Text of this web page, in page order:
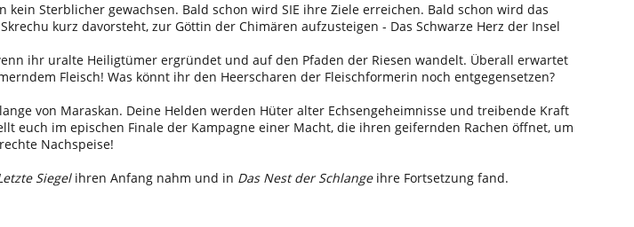
Sterblicher gewachsen. Bald schon wird SIE ihre Ziele erreichen. Bald schon wird das
kurz davorsteht, zur Göttin der Chimären aufzusteigen - Das Schwarze Herz der Insel
ihr uralte Heiligtümer ergründet und auf den Pfaden der Riesen wandelt. Überall erwartet
Fleisch! Was könnt ihr den Heerscharen der Fleischformerin noch entgegensetzen?
von Maraskan. Deine Helden werden Hüter alter Echsengeheimnisse und treibende Kraft
euch im epischen Finale der Kampagne einer Macht, die ihren geifernden Rachen öffnet, um
Nachspeise!
Siegelihren Anfang nahm und in Das Nest der Schlangeihre Fortsetzung fand.